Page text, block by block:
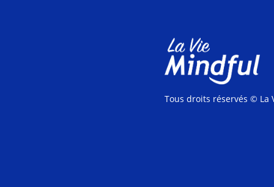
Tous droits réservés © La